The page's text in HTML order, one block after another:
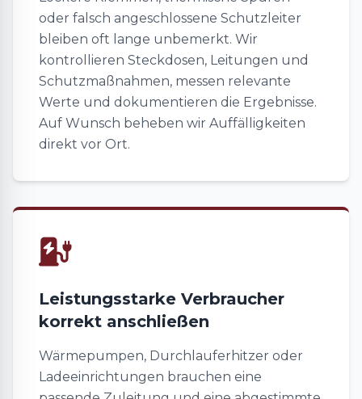
oder falsch angeschlossene Schutzleiter
bleiben oft lange unbemerkt. Wir
kontrollieren Steckdosen, Leitungen und
Schutzmaßnahmen, messen relevante
Werte und dokumentieren die Ergebnisse.
Auf Wunsch beheben wir Auffälligkeiten
direkt vor Ort.
Leistungsstarke Verbraucher
korrekt anschließen
Wärmepumpen, Durchlauferhitzer oder
Ladeeinrichtungen brauchen eine